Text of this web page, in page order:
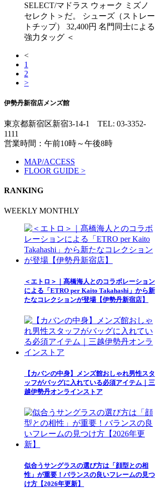
SELECT/マドラス ウォーク ミズノ
セレクト＞だ。 シューズ（ストレー
トチップ） 32,400円 名門同士による
強力タッグ ＜
<
1
2
>
伊勢丹新宿店メンズ館
東京都新宿区新宿3-14-1 TEL: 03-3352-
1111
営業時間：午前10時～午後8時
MAP/ACCESS
FLOOR GUIDE >
RANKING
WEEKLY MONTHLY
＜エトロ＞｜髙橋海人とのコラボレーション
による「ETRO per Kaito Takahashi」から新
たなコレクションが登場【伊勢丹新宿店】
【カバンの中身】メンズ館おしゃれ男性スタ
ッフがバッグに入れている必須アイテム｜三
越伊勢丹オンラインストア
似合うサングラスの選び方は「顔型との相
性」が重要！バランスの良いフレームの見つ
け方【2026年更新】